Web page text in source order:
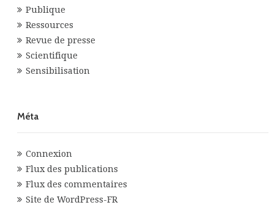
Publique
Ressources
Revue de presse
Scientifique
Sensibilisation
Méta
Connexion
Flux des publications
Flux des commentaires
Site de WordPress-FR